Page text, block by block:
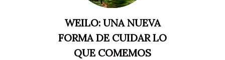
WEILO: UNA NUEVA
FORMA DE CUIDAR LO
QUE COMEMOS